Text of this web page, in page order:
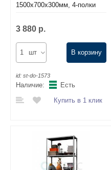
1500х700х300мм, 4-полки
3 880 р.
шт В корзину
id: st-do-1573
Наличие:
Есть
Купить в 1 клик